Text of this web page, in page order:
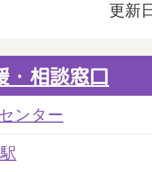
更新
・相談窓口
ンター